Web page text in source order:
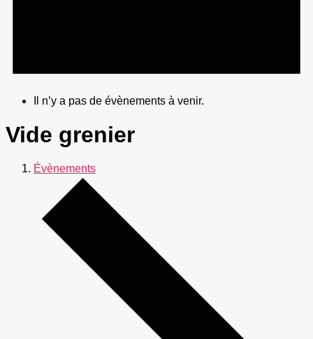
Il n’y a pas de évènements à venir.
Vide grenier
Évènements